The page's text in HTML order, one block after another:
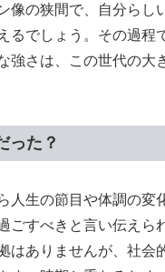
像の狭間で、自分らし
るでしょう。その過程
強さは、この世代の大
った？
人生の節目や体調の変
ごすべきと言い伝えら
はありませんが、社会